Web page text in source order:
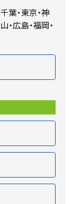
葉・東京・神
・広島・福岡・